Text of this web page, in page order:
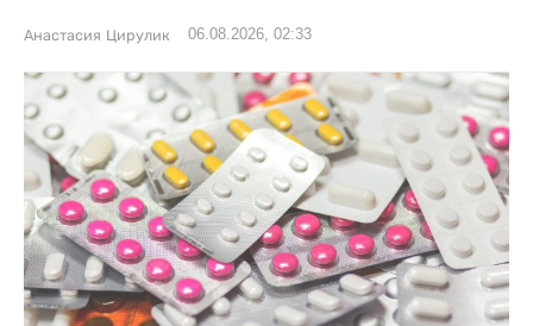
Анастасия Цирулик 06.08.2026, 02:33